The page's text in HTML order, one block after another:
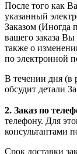
После того как
указанный
Заказом (Иногда
вашего заказа
также о
по электронной
В течении дня (в
обсудит детали
2. Заказ по
телефону. Для
консультантами
Срок доставки